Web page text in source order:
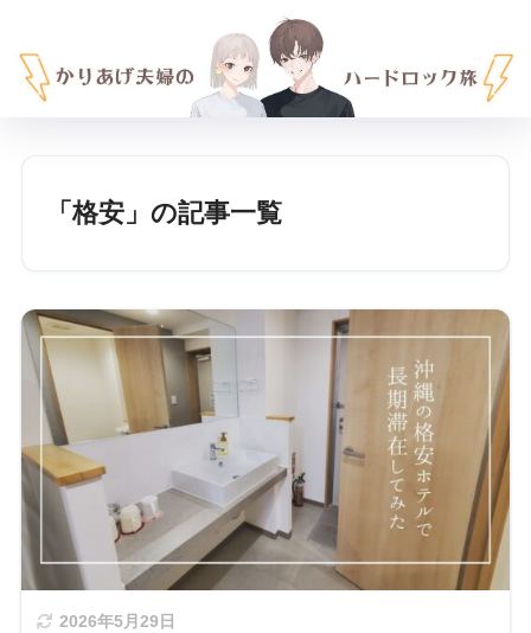
「格安」の記事一覧
2026年5月29日